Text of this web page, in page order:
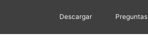
Descargar Preguntas